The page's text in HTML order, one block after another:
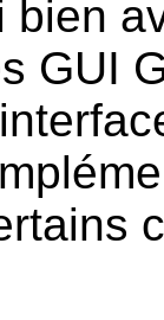
GUI